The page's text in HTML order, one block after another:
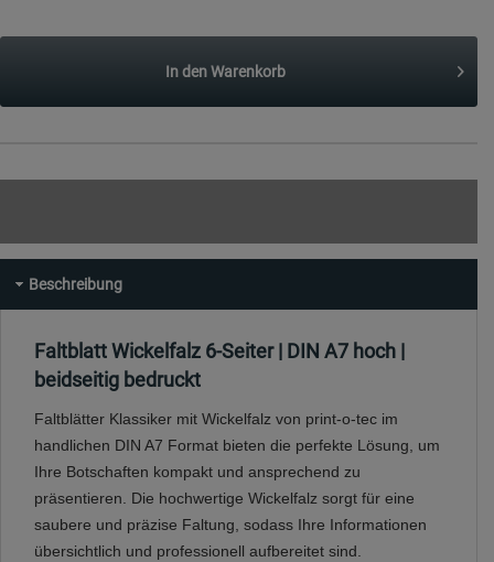
In denWarenkorb
Beschreibung
Faltblatt Wickelfalz 6-Seiter | DIN A7 hoch |
beidseitig bedruckt
Faltblätter Klassiker mit Wickelfalz von print-o-tec im
handlichen DIN A7 Format bieten die perfekte Lösung, um
Ihre Botschaften kompakt und ansprechend zu
präsentieren. Die hochwertige Wickelfalz sorgt für eine
saubere und präzise Faltung, sodass Ihre Informationen
übersichtlich und professionell aufbereitet sind.